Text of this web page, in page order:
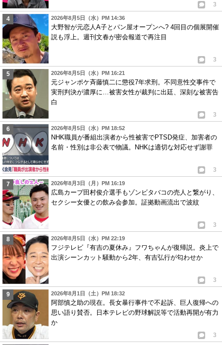
3
2026年8月5日（水）PM 14:36
大野智が元恋人A子とパン屋オープンへ? 4回目の個展開催
説も浮上。週刊文春が密会報道で再注目
3
2026年8月5日（水）PM 16:21
元ジャンポケ斉藤慎二に懲役7年求刑。不同意性交事件で
実刑判決が濃厚に…被害女性が裁判に出廷、深刻な被害告
白
3
2026年8月5日（水）PM 18:52
NHK職員が番組出演者から性被害でPTSD発症、加害者の
名前・性別は非公表で物議。NHKは適切な対応せず謝罪
3
2026年8月3日（月）PM 16:19
広島カープ田村俊介選手もゾンビタバコの売人と繋がり、
セクシー女優との飲み会参加。証拠動画流出で波紋
3
2026年8月5日（水）PM 22:19
フジテレビ『有吉の夏休み』フワちゃんが復帰説。炎上で
出演シーンカット騒動から2年、有吉弘行が匂わせか
3
2026年8月1日（土）PM 18:32
阿部慎之助の現在。長女暴行事件で不起訴、巨人復帰への
思い語り賛否。日本テレビの野球解説等で活動再開が有力
か
3